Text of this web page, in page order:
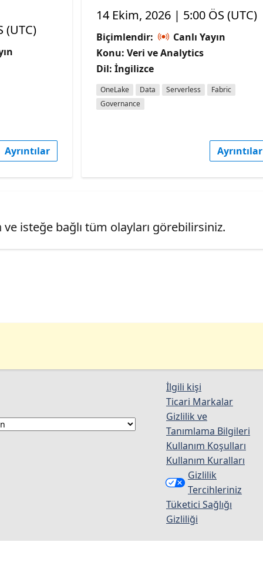
(UTC)
Ayrıntılar
14 Ekim, 2026 | 5:00 ÖS (UTC)
Biçimlendir:
Canlı Yayın
Konu: Veri ve Analytics
Dil: İngilizce
OneLake Data Serverless
Fabric
Governance
Ayrıntılar
isteğe bağlı tüm olayları görebilirsiniz.
İlgili kişi
Ticari Markalar
Gizlilik ve
Tanımlama Bilgileri
Kullanım Koşulları
Kullanım Kuralları
Gizlilik
Tercihleriniz
Tüketici Sağlığı
Gizliliği